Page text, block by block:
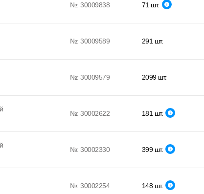
№: 30009838 71 шт.
№: 30009589 291 шт.
№: 30009579 2099 шт.
№: 30002622 181 шт.
№: 30002330 399 шт.
№: 30002254 148 шт.